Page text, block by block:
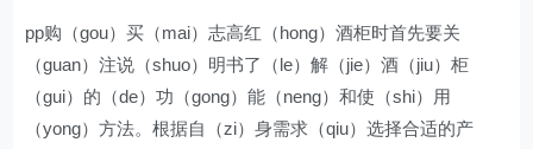
pp购（gou）买（mai）志高红（hong）酒柜时首先要关
（guan）注说（shuo）明书了（le）解（jie）酒（jiu）柜
（gui）的（de）功（gong）能（neng）和使（shi）用
（yong）方法。根据自（zi）身需求（qiu）选择合适的产